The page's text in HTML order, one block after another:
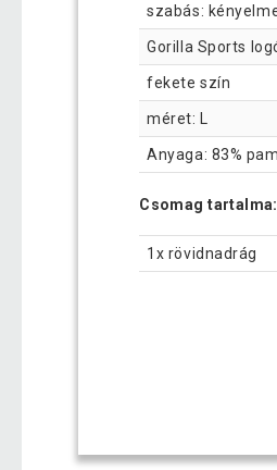
szabás:
Gorilla Sports
fekete szín
méret: L
Anyaga: 83%
Csomag tartalma:
1x rövidnadrág